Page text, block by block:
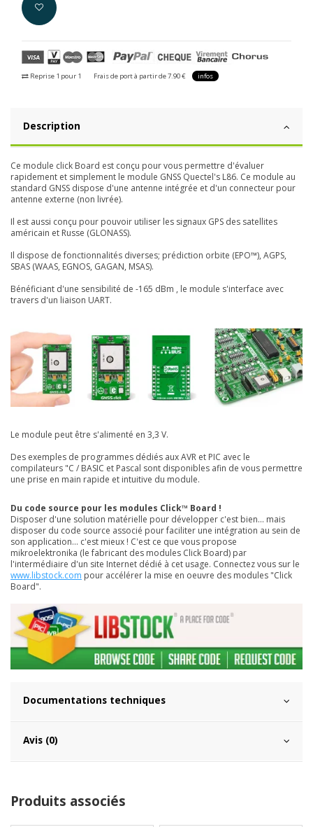
Reprise 1 pour 1 Frais de port à partir de 7.90 € infos
Description
Ce module click Board est conçu pour vous permettre d'évaluer
rapidement et simplement le module GNSS Quectel's L86. Ce module au
standard GNSS dispose d'une antenne intégrée et d'un connecteur pour
antenne externe (non livrée).
Il est aussi conçu pour pouvoir utiliser les signaux GPS des satellites
américain et Russe (GLONASS).
Il dispose de fonctionnalités diverses; prédiction orbite (EPO™), AGPS,
SBAS (WAAS, EGNOS, GAGAN, MSAS).
Bénéficiant d'une sensibilité de -165 dBm , le module s'interface avec
travers d'un liaison UART.
Le module peut être s'alimenté en 3,3 V.
Des exemples de programmes dédiés aux AVR et PIC avec le
compilateurs "C / BASIC et Pascal sont disponibles afin de vous permettre
une prise en main rapide et intuitive du module.
Du code source pour les modules Click™ Board !
Disposer d'une solution matérielle pour développer c'est bien... mais
disposer du code source associé pour faciliter une intégration au sein de
son application... c'est mieux ! C'est ce que vous propose
mikroelektronika (le fabricant des modules Click Board) par
l'intermédiaire d'un site Internet dédié à cet usage. Connectez vous sur le
www.libstock.com pour accélérer la mise en oeuvre des modules "Click
Board".
Documentations techniques
Avis (0)
Produits associés